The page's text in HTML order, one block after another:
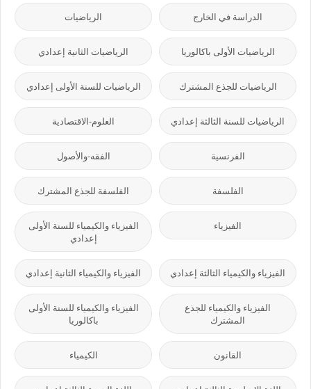
الدراسة في الخارج الرياضيات
الرياضيات الأولى باكالوريا الرياضيات الثانية إعدادي
الرياضيات للجذع المشترك الرياضيات للسنة الأولى إعدادي
الرياضيات للسنة الثالثة إعدادي العلوم-الاقتصادية
الفرنسية الفقه-والأصول
الفلسفة الفلسفة للجذع المشترك
الفيزياء
الفيزياء والكيمياء للسنة الأولى
إعدادي
الفيزياء والكيمياء الثالثة إعدادي الفيزياء والكيمياء الثانية إعدادي
الفيزياء والكيمياء للجذع
المشترك
الفيزياء والكيمياء للسنة الأولى
باكالوريا
القانون الكيمياء